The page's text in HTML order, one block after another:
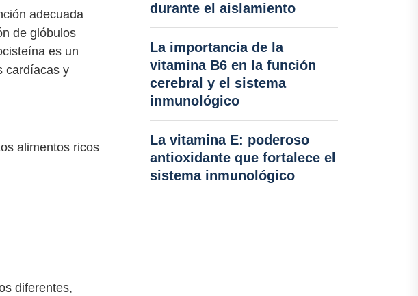
adecuada
de glóbulos
es un
cardíacas y
alimentos ricos
diferentes,
durante el aislamiento
La importancia de la
vitamina B6 en la función
cerebral y el sistema
inmunológico
La vitamina E: poderoso
antioxidante que fortalece el
sistema inmunológico